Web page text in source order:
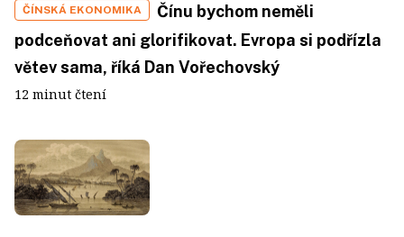
ČÍNSKÁ EKONOMIKA
Čínu bychom neměli
podceňovat ani glorifikovat. Evropa si podřízla
větev sama, říká Dan Vořechovský
12 minut čtení